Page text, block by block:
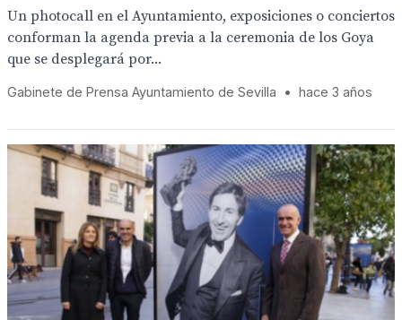
Un photocall en el Ayuntamiento, exposiciones o conciertos
conforman la agenda previa a la ceremonia de los Goya
que se desplegará por...
Gabinete de Prensa Ayuntamiento de Sevilla • hace 3 años